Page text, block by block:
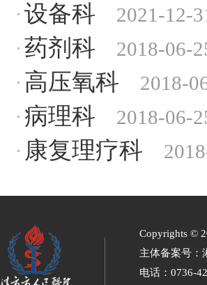
设备科 2021-12-
药剂科 2018-06-
高压氧科 2018-
病理科 2018-06-
康复理疗科
Copyrights ©
主体备案号：
电话：0736-